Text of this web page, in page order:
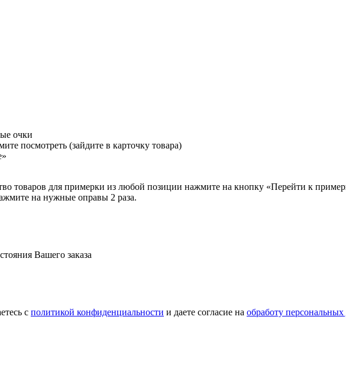
очки
посмотреть (зайдите в карточку товара)
товаров для примерки из любой позиции нажмите на кнопку «Перейти к
на нужные оправы 2 раза.
Вашего заказа
с политикой конфиденциальности и даете согласие на обработу